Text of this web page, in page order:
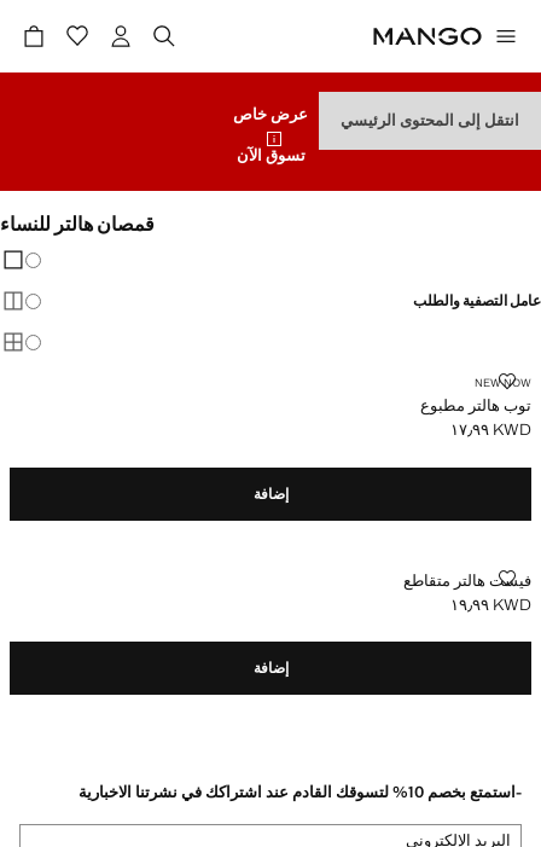
انتقل إلى المحتوى الرئيسي
عرض خاص
تسوق الآن
قمصان هالتر للنساء
عامل التصفية والطلب
NEW NOW
توب هالتر مطبوع
توب هالتر مطبوع
السعر الحالي [KWD ١٧٫٩٩ ]
KWD ١٧٫٩٩
إضافة
فيست هالتر متقاطع
فيست هالتر متقاطع
السعر الحالي [KWD ١٩٫٩٩ ]
KWD ١٩٫٩٩
إضافة
-استمتع بخصم 10% لتسوقك القادم عند اشتراكك في نشرتنا الاخبارية
البريد الإلكتروني